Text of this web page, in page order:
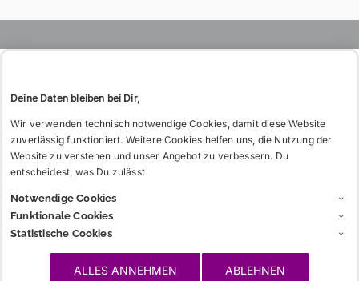
DIE L! TEUTONIA
DAS VERBINDUNGSHAUS
DER TREUBUND
INFOS
Deine Daten bleiben bei Dir,
Wir verwenden technisch notwendige Cookies, damit diese Website
zuverlässig funktioniert. Weitere Cookies helfen uns, die Nutzung der
Website zu verstehen und unser Angebot zu verbessern. Du
entscheidest, was Du zulässt
Notwendige Cookies
Funktionale Cookies
Statistische Cookies
ALLES ANNEHMEN ABLEHNEN